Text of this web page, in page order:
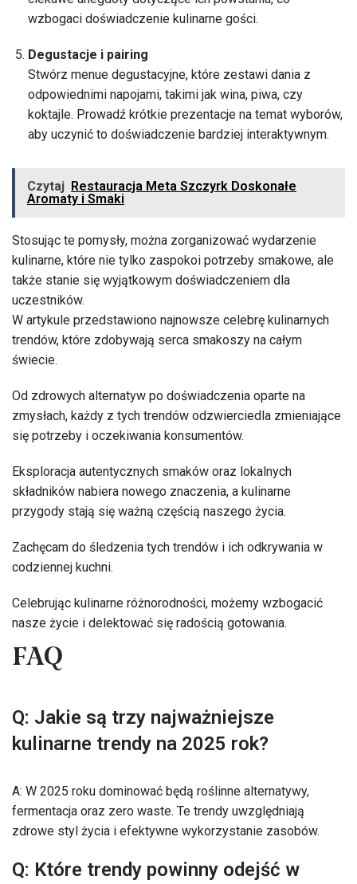
wzbogaci doświadczenie kulinarne gości.
Degustacje i pairing
Stwórz menue degustacyjne, które zestawi dania z
odpowiednimi napojami, takimi jak wina, piwa, czy
koktajle. Prowadź krótkie prezentacje na temat wyborów,
aby uczynić to doświadczenie bardziej interaktywnym.
Czytaj Restauracja Meta Szczyrk Doskonałe
Aromaty i Smaki
Stosując te pomysły, można zorganizować wydarzenie
kulinarne, które nie tylko zaspokoi potrzeby smakowe, ale
także stanie się wyjątkowym doświadczeniem dla
uczestników.
W artykule przedstawiono najnowsze celebrę kulinarnych
trendów, które zdobywają serca smakoszy na całym
świecie.
Od zdrowych alternatyw po doświadczenia oparte na
zmysłach, każdy z tych trendów odzwierciedla zmieniające
się potrzeby i oczekiwania konsumentów.
Eksploracja autentycznych smaków oraz lokalnych
składników nabiera nowego znaczenia, a kulinarne
przygody stają się ważną częścią naszego życia.
Zachęcam do śledzenia tych trendów i ich odkrywania w
codziennej kuchni.
Celebrując kulinarne różnorodności, możemy wzbogacić
nasze życie i delektować się radością gotowania.
FAQ
Q: Jakie są trzy najważniejsze
kulinarne trendy na 2025 rok?
A: W 2025 roku dominować będą roślinne alternatywy,
fermentacja oraz zero waste. Te trendy uwzględniają
zdrowe styl życia i efektywne wykorzystanie zasobów.
Q: Które trendy powinny odejść w